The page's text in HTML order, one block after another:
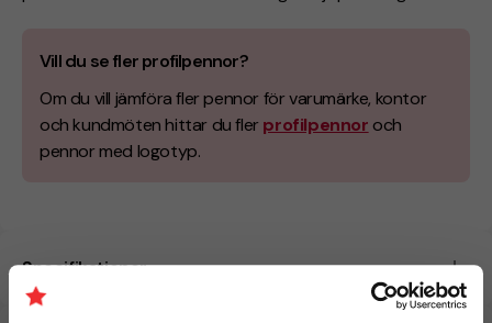
Vill du se fler profilpennor?
Om du vill jämföra fler pennor för varumärke, kontor
och kundmöten hittar du fler profilpennor och
pennor med logotyp.
Specifikationer